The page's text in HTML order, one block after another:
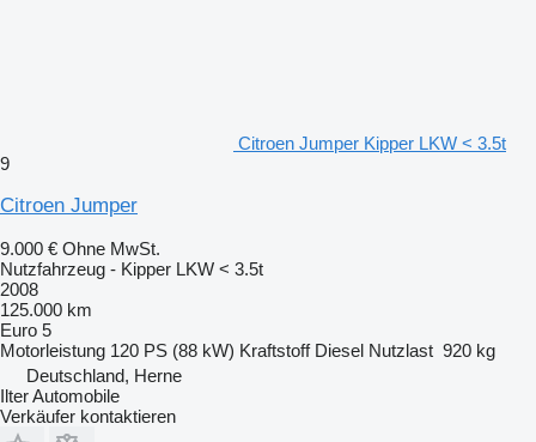
Citroen Jumper Kipper LKW < 3.5t
9
Citroen Jumper
9.000 € Ohne MwSt.
Nutzfahrzeug - Kipper LKW < 3.5t
2008
125.000 km
Euro 5
Motorleistung 120 PS (88 kW) Kraftstoff Diesel Nutzlast 920 kg
Deutschland, Herne
Ilter Automobile
Verkäufer kontaktieren